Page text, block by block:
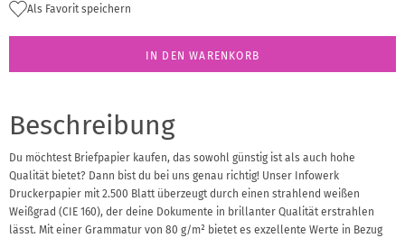
Als Favorit speichern
IN DEN WARENKORB
Beschreibung
Du möchtest Briefpapier kaufen, das sowohl günstig ist als auch hohe
Qualität bietet? Dann bist du bei uns genau richtig! Unser Infowerk
Druckerpapier mit 2.500 Blatt überzeugt durch einen strahlend weißen
Weißgrad (CIE 160), der deine Dokumente in brillanter Qualität erstrahlen
lässt. Mit einer Grammatur von 80 g/m² bietet es exzellente Werte in Bezug